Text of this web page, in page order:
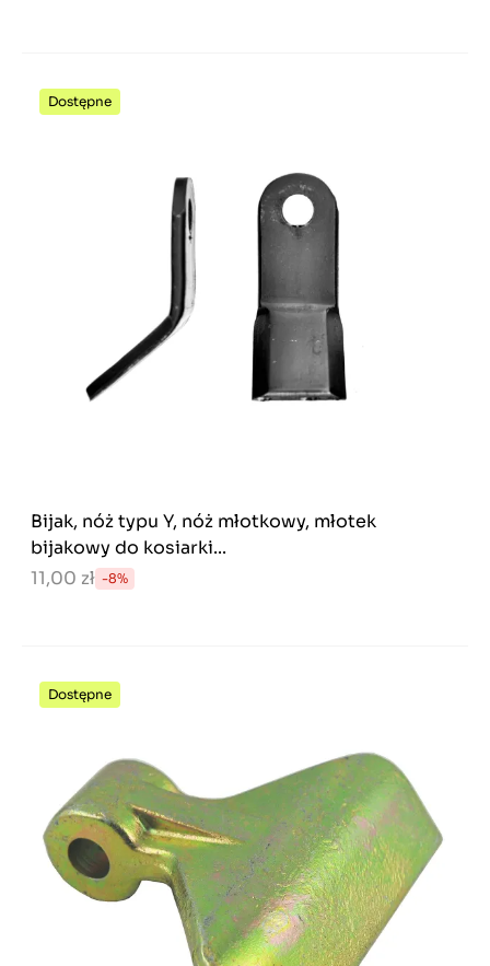
Dostępne
Bijak, nóż typu Y, nóż młotkowy, młotek
bijakowy do kosiarki...
11,00 zł -8%
Dostępne